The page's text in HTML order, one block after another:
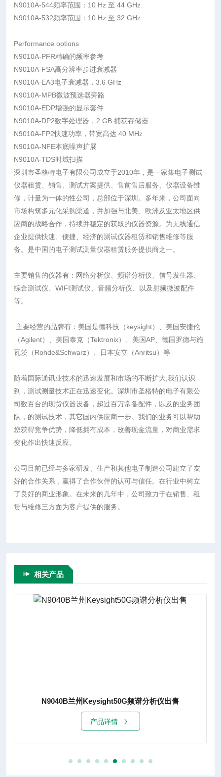
N9010A-544频率范围：10 Hz 至 44 GHz
N9010A-532频率范围：10 Hz 至 32 GHz
Performance options
N9010A-PFR精确的频率参考
N9010A-FSA高分辨率步进衰减器
N9010A-EA3电子衰减器，3.6 GHz
N9010A-MPB微波预选器旁路
N9010A-EDP增强的显示套件
N9010A-DP2数字处理器，2 GB 捕获存储器
N9010A-FP2快速功率，带宽高达 40 MHz
N9010A-NFE本底噪声扩展
N9010A-TDS时域扫描
深圳市圣格特电子有限公司成立于2010年，是一家集电子测试
仪器租赁、销售、测试方案提供、售前售后服务、仪器设备维
修，计量为一体的性公司，总部位于深圳。多年来，公司面向
市场构筑多元化采购渠道，并加强与北美、欧洲及亚太地区供
应商的战略合作，持续并稳定的获取的仪器资源。为无线通信
企业提供快速、便捷、经济的测试仪器租赁和销售维修等服
务。是中国的电子测试测量仪器租赁服务提供商之一。
主要销售的仪器有：网络分析仪、频谱分析仪、信号发生器、
综合测试仪、WIFI测试仪、音频分析仪、以及射频微波配件
等。
主要经营的品牌有：美国是德科技（keysight）、美国安捷伦
（Agilent）、美国泰克（Tektronix）、美国AP、德国罗德与施
瓦茨（Rohde&Schwarz）、日本安立（Anritsu）等
随着国际通讯业技术的迅速发展和市场的不断扩大,我们认识
到，测试测量技术正在迅速变化。深圳市圣格特的电子有限公
司数百台的现货仪器设备，超过百万常备配件，以及的业务团
队，的测试技术，其它国内供应商一步。我们的业务可以帮助
您获得竞争优势，降低拥有成本，改善现金流量，对商业需求
变化作出快速反应。
公司目前已经与多家研发、生产和其他电子制造公司建立了友
好的合作关系，赢得了合作伙伴的认可与信任。在行业中树立
了良好的商业形象。在未来的几年中，公司致力于在销售、租
赁与维修三方面为客户提供的服务。
相关产品
N9040B兰州Keysight50G频谱分析仪出售
产品详情